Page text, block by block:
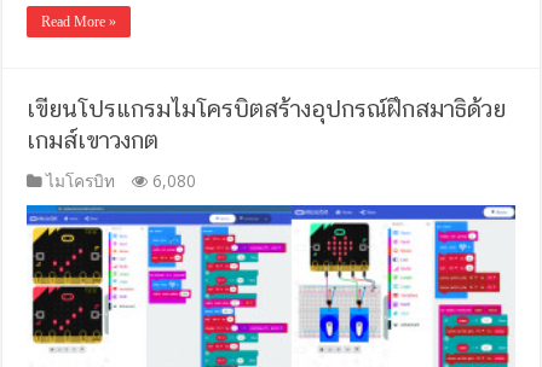
Read More »
เขียนโปรแกรมไมโครบิตสร้างอุปกรณ์ฝึกสมาธิด้วย
เกมส์เขาวงกต
ไมโครบิท 6,080